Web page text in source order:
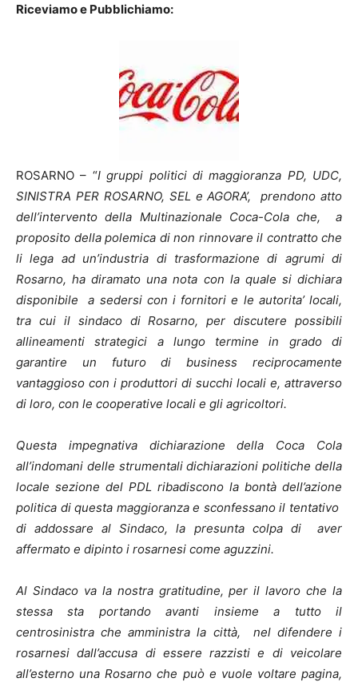
Riceviamo e Pubblichiamo:
ROSARNO – “I gruppi politici di maggioranza PD, UDC,
SINISTRA PER ROSARNO, SEL e AGORA’, prendono atto
dell’intervento della Multinazionale Coca-Cola che, a
proposito della polemica di non rinnovare il contratto che
li lega ad un’industria di trasformazione di agrumi di
Rosarno, ha diramato una nota con la quale si dichiara
disponibile a sedersi con i fornitori e le autorita’ locali,
tra cui il sindaco di Rosarno, per discutere possibili
allineamenti strategici a lungo termine in grado di
garantire un futuro di business reciprocamente
vantaggioso con i produttori di succhi locali e, attraverso
di loro, con le cooperative locali e gli agricoltori.
Questa impegnativa dichiarazione della Coca Cola
all’indomani delle strumentali dichiarazioni politiche della
locale sezione del PDL ribadiscono la bontà dell’azione
politica di questa maggioranza e sconfessano il tentativo
di addossare al Sindaco, la presunta colpa di aver
affermato e dipinto i rosarnesi come aguzzini.
Al Sindaco va la nostra gratitudine, per il lavoro che la
stessa sta portando avanti insieme a tutto il
centrosinistra che amministra la città, nel difendere i
rosarnesi dall’accusa di essere razzisti e di veicolare
all’esterno una Rosarno che può e vuole voltare pagina,